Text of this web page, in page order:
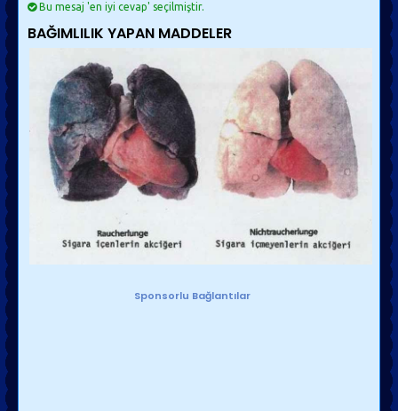
Bu mesaj 'en iyi cevap' seçilmiştir.
BAĞIMLILIK YAPAN MADDELER
Sponsorlu Bağlantılar